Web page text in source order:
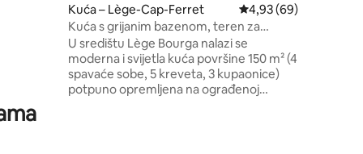
Kuća – Lège-Cap-Ferret Prosječna ocjena:
4,93 (69)
Kuća s grijanim bazenom, teren za
petanque
U središtu Lège Bourga nalazi se
moderna i svijetla kuća površine 150 m² (4
spavaće sobe, 5 kreveta, 3 kupaonice)
potpuno opremljena na ograđenoj